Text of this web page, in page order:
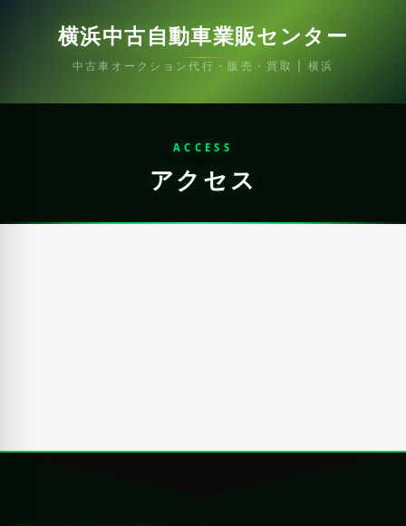
横浜中古自動車業販センター
中古車オークション代行・販売・買取 | 横浜
ACCESS
アクセス